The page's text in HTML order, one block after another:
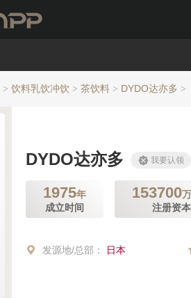
> 饮料乳饮冲饮 > 茶饮料 > DYDO达亦多 >
DYDO达亦多 我要认领
1975年
成立时间
153700
注册资本
发源地/总部： 日本